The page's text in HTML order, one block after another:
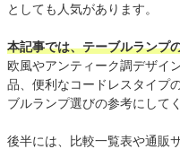
としても人気があります。
本記事では、テーブルランプ
欧風やアンティーク調デザイ
品、便利なコードレスタイプ
ブルランプ選びの参考にして
後半には、比較一覧表や通販